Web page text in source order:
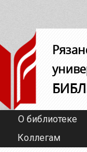
О библиотеке
Коллегам